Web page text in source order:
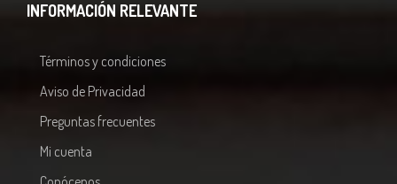
INFORMACIÓN RELEVANTE
Términos y condiciones
Aviso de Privacidad
Preguntas frecuentes
Mi cuenta